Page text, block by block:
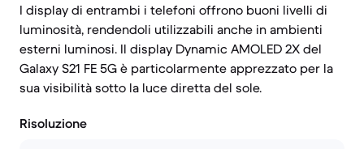
I display di entrambi i telefoni offrono buoni livelli di
luminosità, rendendoli utilizzabili anche in ambienti
esterni luminosi. Il display Dynamic AMOLED 2X del
Galaxy S21 FE 5G è particolarmente apprezzato per la
sua visibilità sotto la luce diretta del sole.
Risoluzione